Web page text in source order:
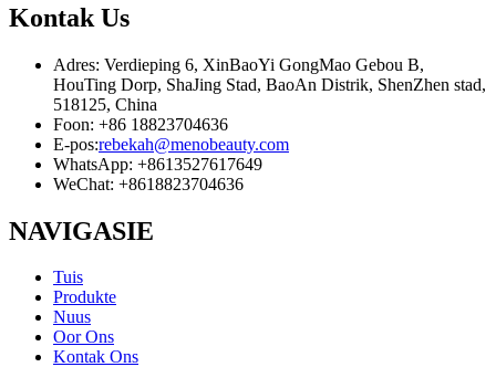
Kontak Us
Adres: Verdieping 6, XinBaoYi GongMao Gebou B,
HouTing Dorp, ShaJing Stad, BaoAn Distrik, ShenZhen stad,
518125, China
Foon: +86 18823704636
E-pos:rebekah@menobeauty.com
WhatsApp: +8613527617649
WeChat: +8618823704636
NAVIGASIE
Tuis
Produkte
Nuus
Oor Ons
Kontak Ons